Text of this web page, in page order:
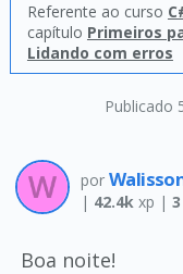
Publicado
Referente ao curso
capítulo Primeiros
Lidando com erros
por
| 42.4kxp | 3
Boa noite!